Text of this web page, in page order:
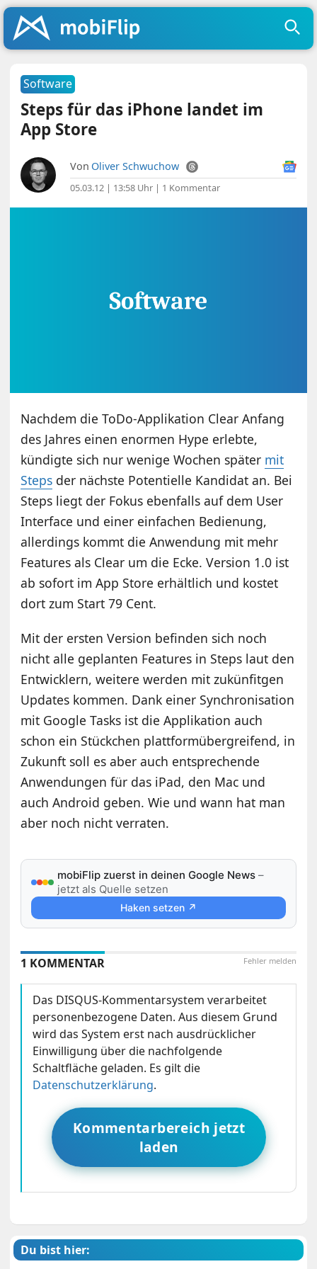
Software
Steps für das iPhone landet im
App Store
Von Oliver Schwuchow
05.03.12 | 13:58 Uhr | 1 Kommentar
Nachdem die ToDo-Applikation Clear Anfang
des Jahres einen enormen Hype erlebte,
kündigte sich nur wenige Wochen später mit
Steps der nächste Potentielle Kandidat an. Bei
Steps liegt der Fokus ebenfalls auf dem User
Interface und einer einfachen Bedienung,
allerdings kommt die Anwendung mit mehr
Features als Clear um die Ecke. Version 1.0 ist
ab sofort im App Store erhältlich und kostet
dort zum Start 79 Cent.
Mit der ersten Version befinden sich noch
nicht alle geplanten Features in Steps laut den
Entwicklern, weitere werden mit zukünfitgen
Updates kommen. Dank einer Synchronisation
mit Google Tasks ist die Applikation auch
schon ein Stückchen plattformübergreifend, in
Zukunft soll es aber auch entsprechende
Anwendungen für das iPad, den Mac und
auch Android geben. Wie und wann hat man
aber noch nicht verraten.
mobiFlip zuerst in deinen Google News –
jetzt als Quelle setzen
Haken setzen ↗
Fehler melden
1 KOMMENTAR
Das DISQUS-Kommentarsystem verarbeitet
personenbezogene Daten. Aus diesem Grund
wird das System erst nach ausdrücklicher
Einwilligung über die nachfolgende
Schaltfläche geladen. Es gilt die
Datenschutzerklärung.
Kommentarbereich jetzt
laden
Du bist hier: